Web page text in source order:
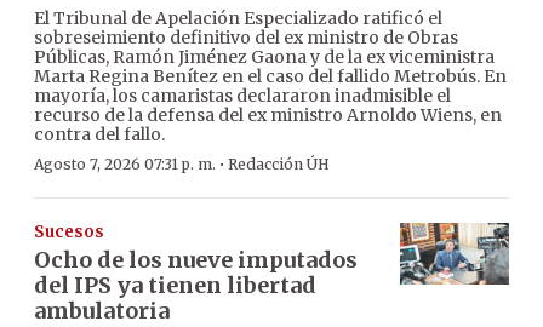
El Tribunal de Apelación Especializado ratificó el
sobreseimiento definitivo del ex ministro de Obras
Públicas, Ramón Jiménez Gaona y de la ex viceministra
Marta Regina Benítez en el caso del fallido Metrobús. En
mayoría, los camaristas declararon inadmisible el
recurso de la defensa del ex ministro Arnoldo Wiens, en
contra del fallo.
Agosto 7, 2026 07:31 p. m. · Redacción ÚH
Sucesos
Ocho de los nueve imputados
del IPS ya tienen libertad
ambulatoria